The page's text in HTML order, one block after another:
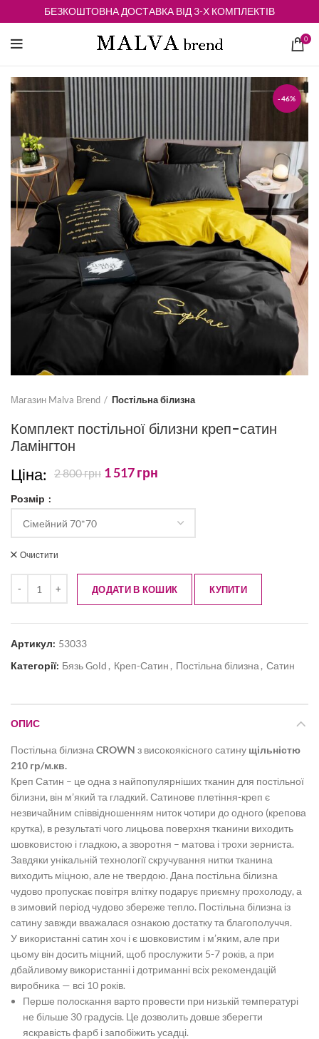
БЕЗКОШТОВНА ДОСТАВКА ВІД 3-Х КОМПЛЕКТІВ
0
-46%
Магазин Malva Brend Постільна білизна
Комплект постільної білизни креп-сатин
Ламінгтон
Ціна: 2 800грн 1 517грн
Розмір
Очистити
ДОДАТИ В КОШИК КУПИТИ
Артикул: 53033
Категорії: Бязь Gold , Креп-Сатин , Постільна білизна , Сатин
ОПИС
Постільна білизна CROWN з високоякісного сатину щільністю
210 гр/м.кв.
Креп Сатин – це одна з найпопулярніших тканин для постільної
білизни, він м’який та гладкий. Сатинове плетіння-креп є
незвичайним співвідношенням ниток чотири до одного (крепова
крутка), в результаті чого лицьова поверхня тканини виходить
шовковистою і гладкою, а зворотня – матова і трохи зерниста.
Завдяки унікальній технології скручування нитки тканина
виходить міцною, але не твердою. Дана постільна білизна
чудово пропускає повітря влітку подарує приємну прохолоду, а
в зимовий період чудово збереже тепло. Постільна білизна із
сатину завжди вважалася ознакою достатку та благополуччя.
У використанні сатин хоч і є шовковистим і м’яким, але при
цьому він досить міцний, щоб прослужити 5-7 років, а при
дбайливому використанні і дотриманні всіх рекомендацій
виробника — всі 10 років.
Перше полоскання варто провести при низькій температурі
не більше 30 градусів. Це дозволить довше зберегти
яскравість фарб і запобіжить усадці.